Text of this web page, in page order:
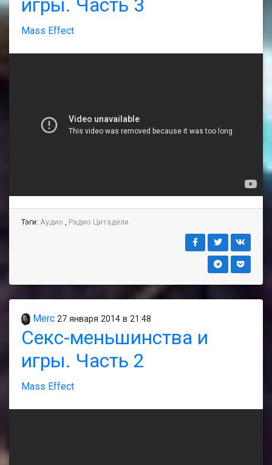
игры. Часть 3
Mass Effect
Тэги: Аудио , Радио Цитадели
Merc 27 января 2014 в 21:48
Секс-меньшинства и
игры. Часть 2
Mass Effect